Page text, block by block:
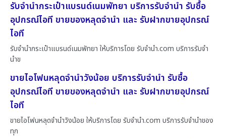
รับจำนำกระเป๋าแบรนด์เนมพัทยา บริการรับจำนำ รับซื้อ
อุปกรณ์ไอที ขายของหลุดจำนำ และ รับฝากขายอุปกรณ์
ไอที
รับจำนำกระเป๋าแบรนด์เนมพัทยา ให้บริการโดย รับจํานํา.com บริการรับจำ
นำข
ขายไอโฟนหลุดจำนำวังน้อย บริการรับจำนำ รับซื้อ
อุปกรณ์ไอที ขายของหลุดจำนำ และ รับฝากขายอุปกรณ์
ไอที
ขายไอโฟนหลุดจำนำวังน้อย ให้บริการโดย รับจํานํา.com บริการรับจำนำของ
ทุก